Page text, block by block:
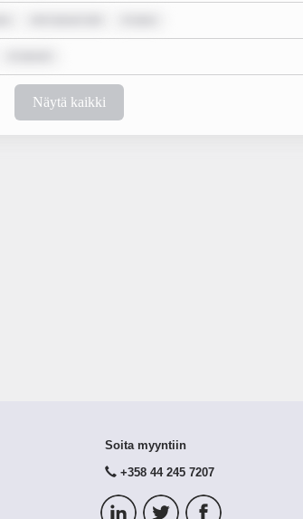
Näytä kaikki
Soita myyntiin
+358 44 245 7207